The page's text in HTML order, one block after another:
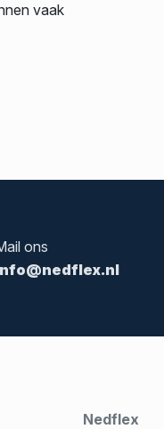
vaak
ons
Nedflex